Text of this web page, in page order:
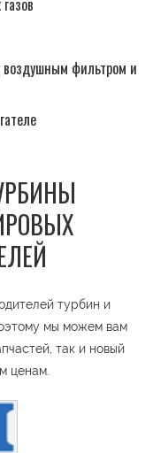
воздушным фильтром и
турбин и
мы можем вам
так и новый
ценам.